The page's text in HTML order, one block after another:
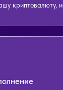
криптовалюту,